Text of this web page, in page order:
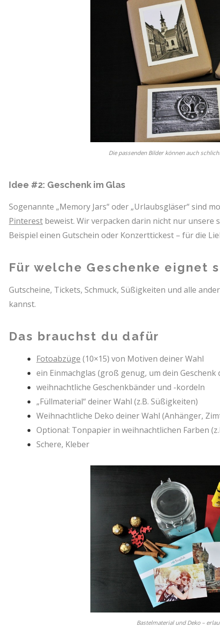
Die passenden Bilder können auch
Idee #2: Geschenk im Glas
Sogenannte „Memory Jars“ oder „Urlaubsgläser“ sind
Pinterest beweist. Wir verpacken darin nicht nur
Beispiel einen Gutschein oder Konzerttickest – für die
Für welche Geschenke eignet
Gutscheine, Tickets, Schmuck, Süßigkeiten und alle
kannst.
Das brauchst du dafür
Fotoabzüge (10×15) von Motiven deiner Wahl
ein Einmachglas (groß genug, um dein
weihnachtliche Geschenkbänder und -kordeln
„Füllmaterial“ deiner Wahl (z.B. Süßigkeiten)
Weihnachtliche Deko deiner Wahl (Anhänger,
Optional: Tonpapier in weihnachtlichen Farben
Schere, Kleber
Bastelmaterial und Deko –